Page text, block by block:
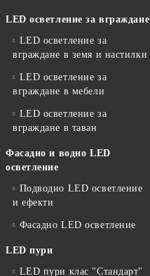
LED осветление за вграждане
LED осветление за
вграждане в земя и настилки
LED осветление за
вграждане в мебели
LED осветление за
вграждане в таван
Фасадно и водно LED
осветление
Подводно LED осветление
и ефекти
Фасадно LED осветление
LED пури
LED пури клас "Стандарт"